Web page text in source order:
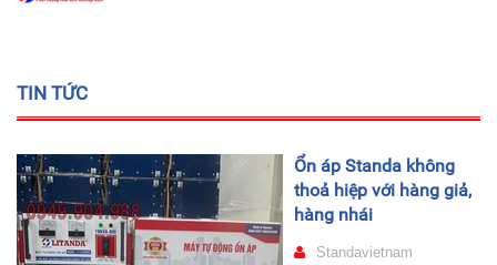
TIN TỨC
Ổn áp Standa không
thoả hiệp với hàng giả,
hàng nhái
Standavietnam